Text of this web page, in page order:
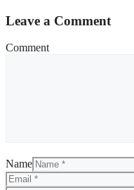
Leave a Comment
Comment
Name